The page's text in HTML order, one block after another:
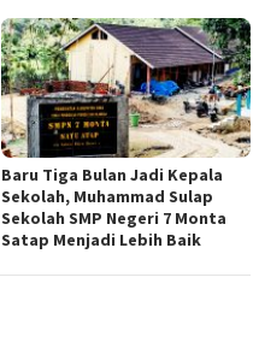
Baru Tiga Bulan Jadi Kepala
Sekolah, Muhammad Sulap
Sekolah SMP Negeri 7 Monta
Satap Menjadi Lebih Baik